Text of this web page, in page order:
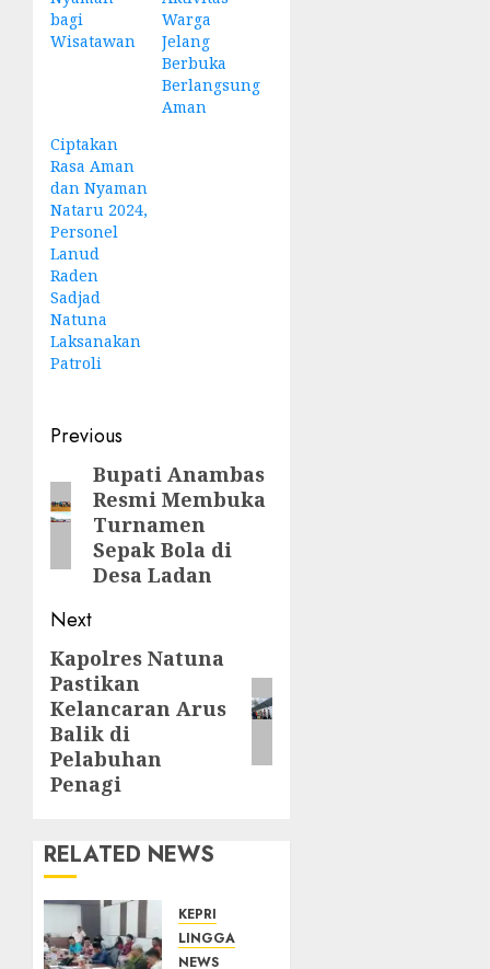
bagi
Wisatawan
Warga
Jelang
Berbuka
Berlangsung
Aman
Ciptakan
Rasa Aman
dan Nyaman
Nataru 2024,
Personel
Lanud
Raden
Sadjad
Natuna
Laksanakan
Patroli
Post
navigation
Previous
Previous
post:
Bupati Anambas
Resmi Membuka
Turnamen
Sepak Bola di
Desa Ladan
Next
Next
post:
Kapolres Natuna
Pastikan
Kelancaran Arus
Balik di
Pelabuhan
Penagi
RELATED NEWS
KEPRI
LINGGA
NEWS